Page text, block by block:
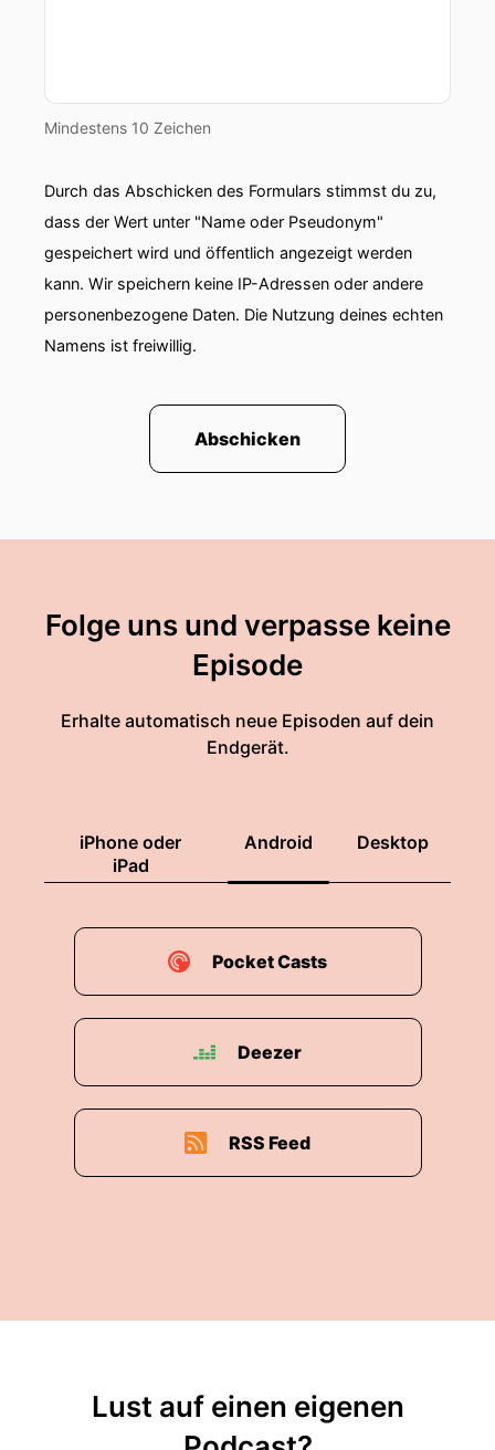
Mindestens 10 Zeichen
Durch das Abschicken des Formulars stimmst du zu,
dass der Wert unter "Name oder Pseudonym"
gespeichert wird und öffentlich angezeigt werden
kann. Wir speichern keine IP-Adressen oder andere
personenbezogene Daten. Die Nutzung deines echten
Namens ist freiwillig.
Abschicken
Folge uns und verpasse keine
Episode
Erhalte automatisch neue Episoden auf dein
Endgerät.
iPhone oder
iPad
Android Desktop
Pocket Casts
Deezer
RSS Feed
Lust auf einen eigenen